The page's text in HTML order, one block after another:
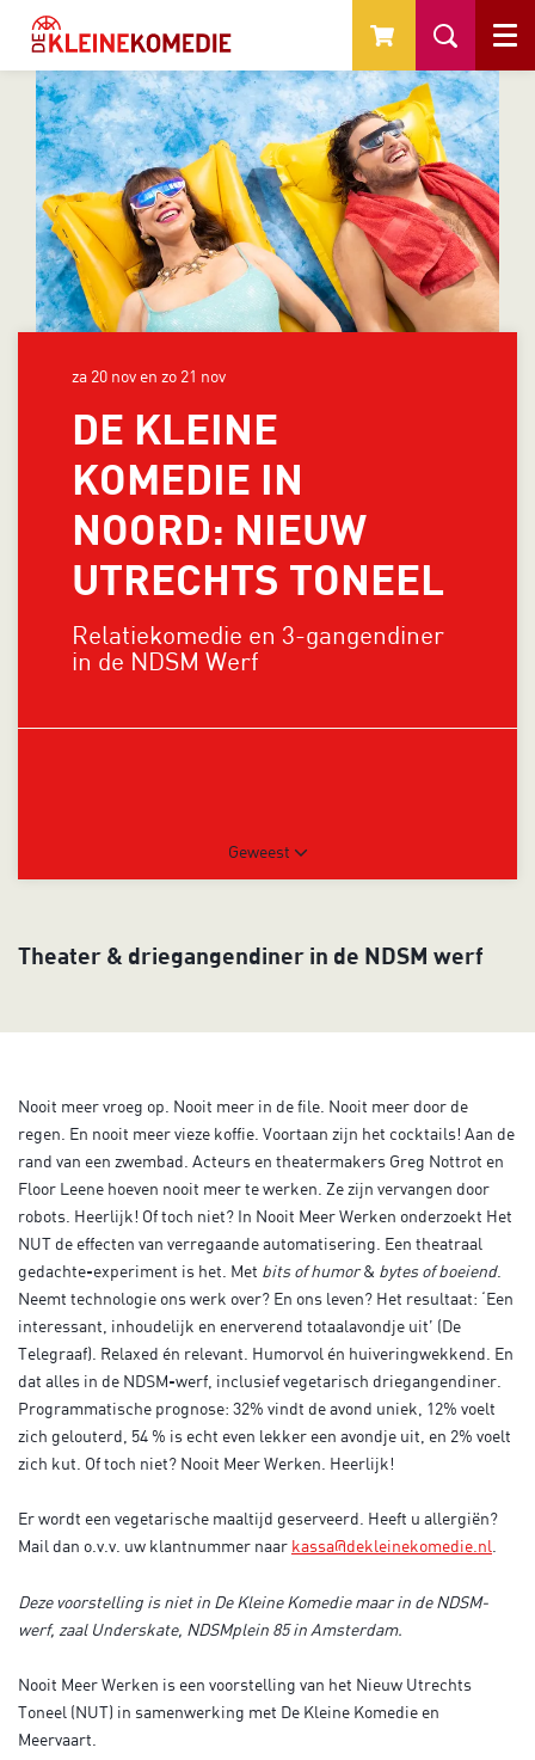
Menu
DE KLEINE
KOMEDIE IN
NOORD: NIEUW
UTRECHTS TONEEL
Relatiekomedie en 3-gangendiner
in de NDSM Werf
za 20 nov en zo 21 nov
Geweest
Theater & driegangendiner in de NDSM werf
Nooit meer vroeg op. Nooit meer in de file. Nooit meer door de
regen. En nooit meer vieze koffie. Voortaan zijn het cocktails! Aan de
rand van een zwembad. Acteurs en theatermakers Greg Nottrot en
Floor Leene hoeven nooit meer te werken. Ze zijn vervangen door
robots. Heerlijk! Of toch niet? In Nooit Meer Werken onderzoekt Het
NUT de effecten van verregaande automatisering. Een theatraal
gedachte-experiment is het. Met bits of humor& bytes of boeiend.
Neemt technologie ons werk over? En ons leven? Het resultaat: ‘Een
interessant, inhoudelijk en enerverend totaalavondje uit’ (De
Telegraaf). Relaxed én relevant. Humorvol én huiveringwekkend. En
dat alles in de NDSM-werf, inclusief vegetarisch driegangendiner.
Programmatische prognose: 32% vindt de avond uniek, 12% voelt
zich gelouterd, 54 % is echt even lekker een avondje uit, en 2% voelt
zich kut. Of toch niet? Nooit Meer Werken. Heerlijk!
Er wordt een vegetarische maaltijd geserveerd. Heeft u allergiën?
Mail dan o.v.v. uw klantnummer naar kassa@dekleinekomedie.nl
Deze voorstelling is niet in De Kleine Komedie maar in de NDSM-
werf, zaal Underskate, NDSMplein 85 in Amsterdam.
Nooit Meer Werken is een voorstelling van het Nieuw Utrechts
Toneel (NUT) in samenwerking met De Kleine Komedie en
Meervaart.